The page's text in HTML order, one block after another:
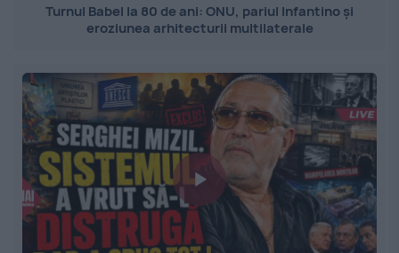
Turnul Babel la 80 de ani: ONU, pariul Infantino și
eroziunea arhitecturii multilaterale